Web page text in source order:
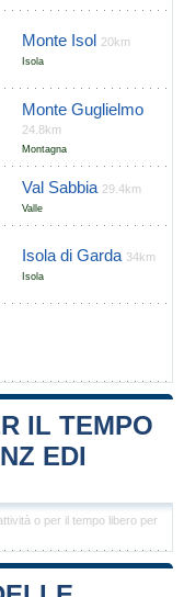
Monte Isol 20km
Isola
Monte Guglielmo
24.8km
Montagna
Val Sabbia 29.4km
Valle
Isola di Garda 34km
Isola
IL TEMPO
EDI
o per il tempo libero per